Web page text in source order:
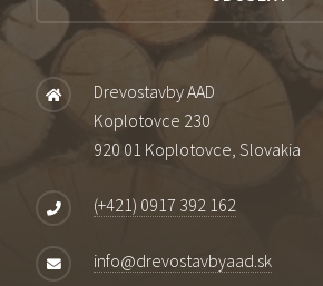
Drevostavby AAD
Koplotovce 230
920 01 Koplotovce, Slovakia
(+421) 0917 392 162
info@drevostavbyaad.sk